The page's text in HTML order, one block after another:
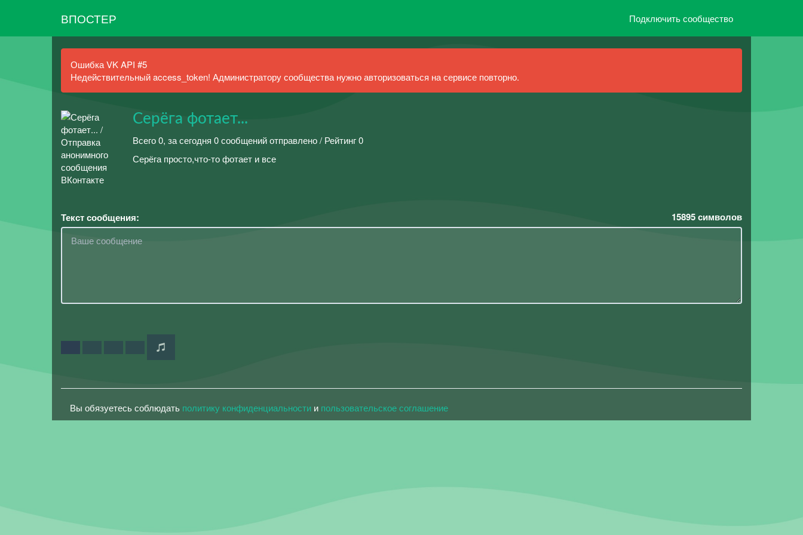
ВПОСТЕР Подключить сообщество
Ошибка VK API #5
Недействительный access_token! Администратору сообщества нужно авторизоваться на сервисе повторно.
Серёга фотает...
Всего 0, за сегодня 0 сообщений отправлено / Рейтинг 0
Серёга просто,что-то фотает и все
Текст сообщения: 15895символов
Вы обязуетесь соблюдать политику конфиденциальности и пользовательское соглашение